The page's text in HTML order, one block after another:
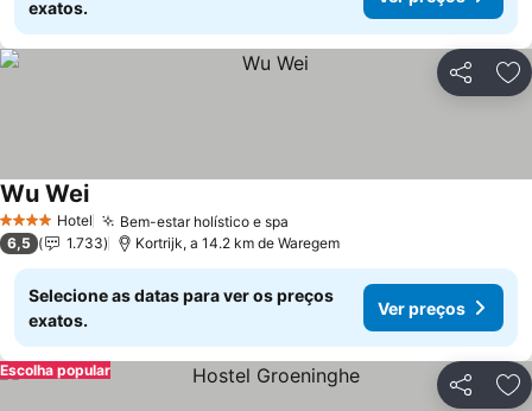
exatos.
Partilhar
4 EstrelasHotel Bem-estar holístico e spa
Wu Wei
6,5 1.733 Kortrijk, a 14.2 km de Waregem
Selecione as datas para ver os preços
exatos.
Ver preços
Partilhar
Escolha popular